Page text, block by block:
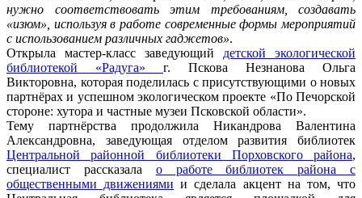
нужно соответствовать этим требованиям, создавать
«изюм», используя в работе современные формы мероприятий
с использованием различных гаджетов».
Открыла мастер-класс заведующий детской экологической
библиотекой «Радуга» г. Пскова Незнанова Ольга
Викторовна, которая поделилась с присутствующими о новых
партнёрах и успешном экологическом проекте «По Печорской
стороне: хутора и частные музеи Псковской области».
Тему партнёрства продолжила Никандрова Валентина
Александровна, заведующая отделом развития библиотек
Центральной районной библиотеки Порховского района,
специалист рассказала о работе библиотек района с
общественными движениями и сделала акцент на том, что